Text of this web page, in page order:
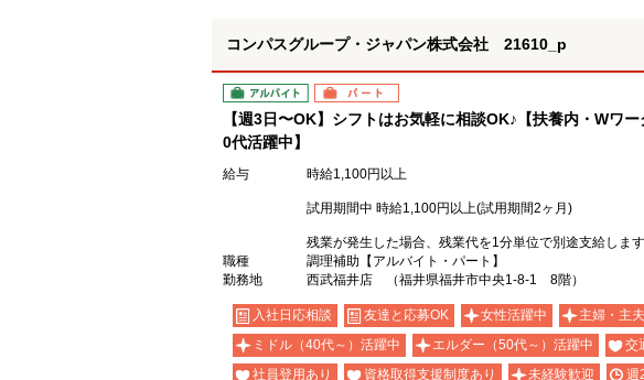
コンパスグループ・ジャパン株式会社 21610_p
アルバイト パート
【週3日〜OK】シフトはお気軽に相談OK♪【扶養内・Wワ
0代活躍中】
給与 時給1,100円以上
試用期間中 時給1,100円以上(試用期間2ヶ月)
残業が発生した場合、残業代を1分単位で別途支給します
職種
調理補助【アルバイト・パート】
勤務地
西武福井店 （福井県福井市中央1-8-1 8階）
入社日応相談 友達と応募OK 女性活躍中 主婦・主
ミドル（40代～）活躍中
エルダー（50代～）活躍中 交
社員登用あり
資格取得支援制度あり 未経験歓迎 週